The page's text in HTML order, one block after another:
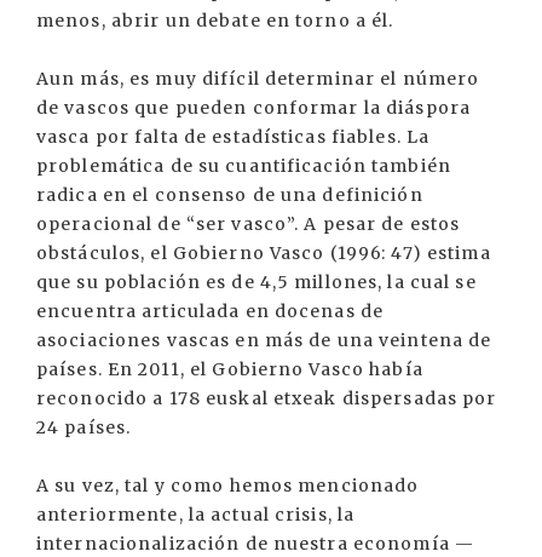
menos, abrir un debate en torno a él.
Aun más, es muy difícil determinar el número
de vascos que pueden conformar la diáspora
vasca por falta de estadísticas fiables. La
problemática de su cuantificación también
radica en el consenso de una definición
operacional de “ser vasco”. A pesar de estos
obstáculos, el Gobierno Vasco (1996: 47) estima
que su población es de 4,5 millones, la cual se
encuentra articulada en docenas de
asociaciones vascas en más de una veintena de
países. En 2011, el Gobierno Vasco había
reconocido a 178 euskal etxeak dispersadas por
24 países.
A su vez, tal y como hemos mencionado
anteriormente, la actual crisis, la
internacionalización de nuestra economía —